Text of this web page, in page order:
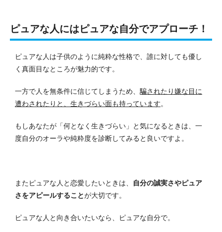
ピュアな人にはピュアな自分でアプローチ！
ピュアな人は子供のように純粋な性格で、誰に対しても優し
く真面目なところが魅力的です。
一方で人を無条件に信じてしまうため、騙されたり嫌な目に
遭わされたりと、生きづらい面も持っています。
もしあなたが「何となく生きづらい」と気になるときは、一
度自分のオーラや純粋度を診断してみると良いですよ。
またピュアな人と恋愛したいときは、
自分の誠実さやピュア
さをアピールすることが大切です。
ピュアな人と向き合いたいなら、ピュアな自分で。